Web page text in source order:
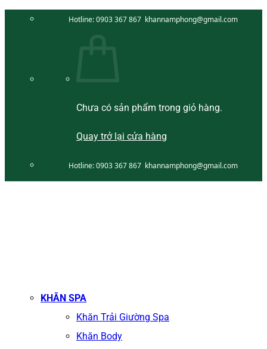
Hotline:0903 367 867 khannamphong@gmail.com
Chưa có sản phẩm trong giỏ hàng.
Quay trở lại cửa hàng
Hotline:0903 367 867 khannamphong@gmail.com
KHĂN SPA
Khăn Trải Giường Spa
Khăn Body